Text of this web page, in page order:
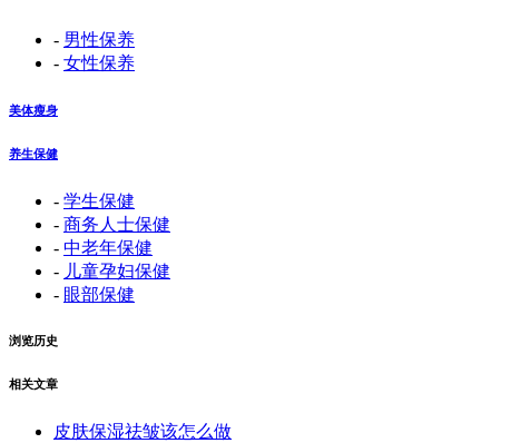
- 男性保养
- 女性保养
美体瘦身
养生保健
- 学生保健
- 商务人士保健
- 中老年保健
- 儿童孕妇保健
- 眼部保健
浏览历史
相关文章
皮肤保湿祛皱该怎么做